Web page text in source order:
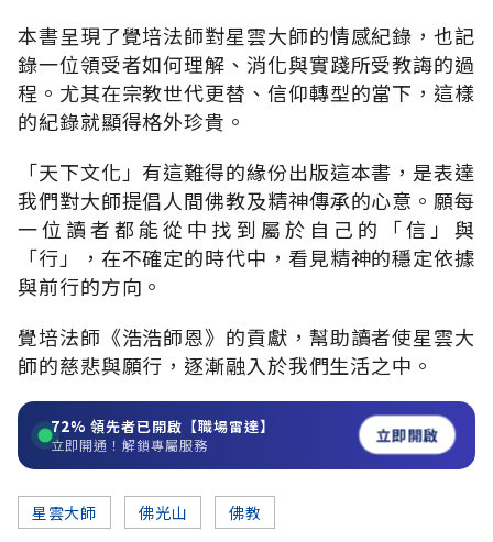
本書呈現了覺培法師對星雲大師的情感紀錄，也記
錄一位領受者如何理解、消化與實踐所受教誨的過
程。尤其在宗教世代更替、信仰轉型的當下，這樣
的紀錄就顯得格外珍貴。
「天下文化」有這難得的緣份出版這本書，是表達
我們對大師提倡人間佛教及精神傳承的心意。願每
一位讀者都能從中找到屬於自己的「信」與
「行」，在不確定的時代中，看見精神的穩定依據
與前行的方向。
覺培法師《浩浩師恩》的貢獻，幫助讀者使星雲大
師的慈悲與願行，逐漸融入於我們生活之中。
72% 領先者已開啟【職場雷達】
立即開通！解鎖專屬服務 立即開啟
星雲大師 佛光山 佛教